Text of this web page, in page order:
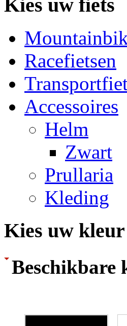
Kies uw fiets
Racefietsen
Accessoires
Helm
Zwart
Prullaria
Kleding
Kies uw kleur
Beschikbare